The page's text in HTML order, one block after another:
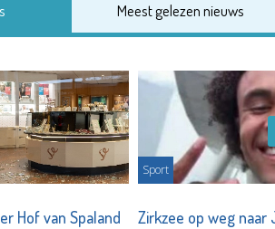
Meest gelezen nieuws
Hof van Spaland
Sport
Zirkzee op weg